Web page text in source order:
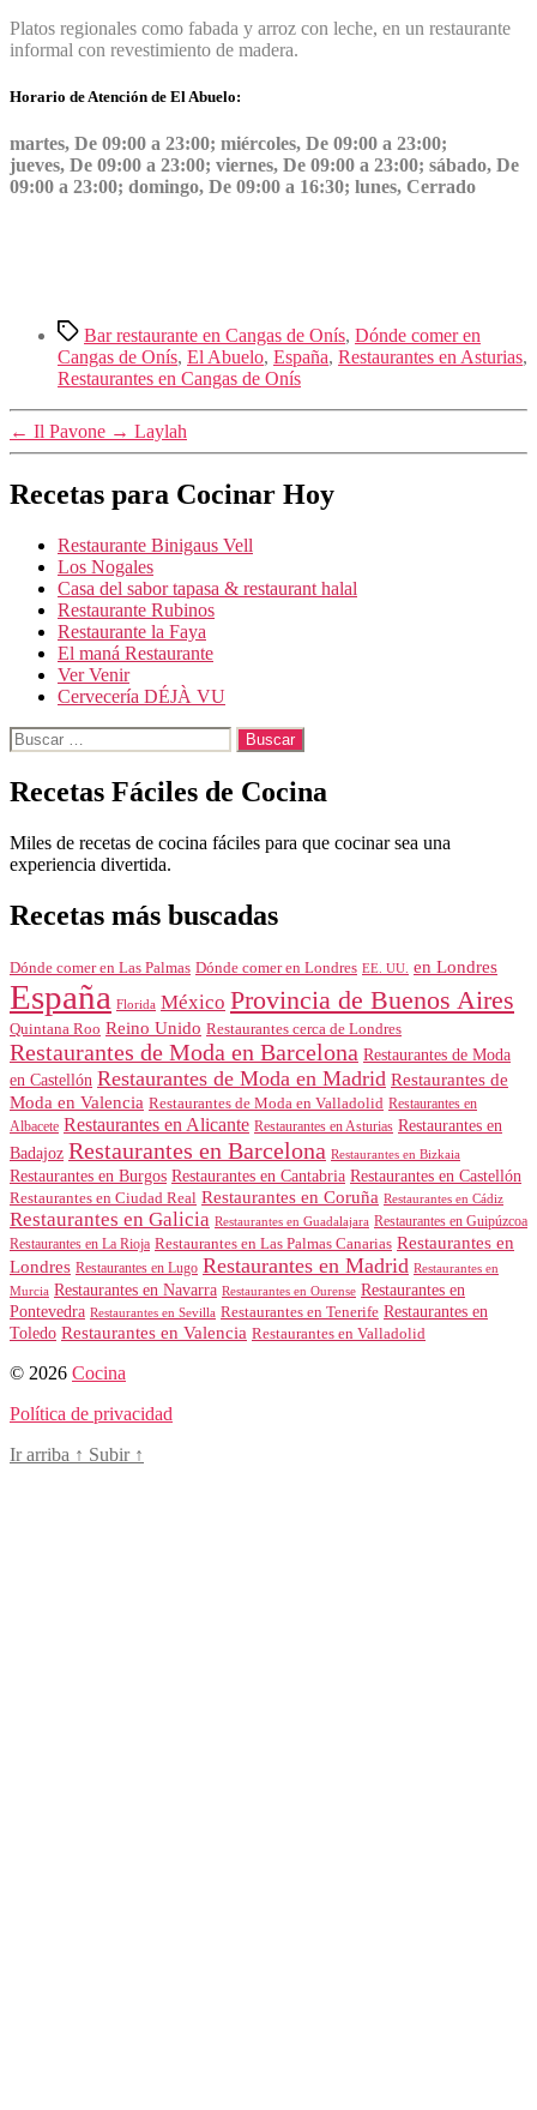
Platos regionales como fabada y arroz con leche, en un restaurante
informal con revestimiento de madera.
Horario de Atención de El Abuelo:
martes, De 09:00 a 23:00; miércoles, De 09:00 a 23:00;
jueves, De 09:00 a 23:00; viernes, De 09:00 a 23:00; sábado, De
09:00 a 23:00; domingo, De 09:00 a 16:30; lunes, Cerrado
Etiquetas
Bar restaurante en Cangas de Onís, Dónde comer en
Cangas de Onís, El Abuelo, España, Restaurantes en Asturias,
Restaurantes en Cangas de Onís
← Il Pavone → Laylah
Recetas para Cocinar Hoy
Restaurante Binigaus Vell
Los Nogales
Casa del sabor tapasa & restaurant halal
Restaurante Rubinos
Restaurante la Faya
El maná Restaurante
Ver Venir
Cervecería DÉJÀ VU
Buscar:
Recetas Fáciles de Cocina
Miles de recetas de cocina fáciles para que cocinar sea una
experiencia divertida.
Recetas más buscadas
Dónde comer en Las Palmas Dónde comer en Londres EE. UU. en Londres
España Florida México Provincia de Buenos Aires
Quintana Roo Reino Unido Restaurantes cerca de Londres
Restaurantes de Moda en Barcelona Restaurantes de Moda
en Castellón Restaurantes de Moda en Madrid Restaurantes de
Moda en Valencia Restaurantes de Moda en Valladolid Restaurantes en
Albacete Restaurantes en Alicante Restaurantes en Asturias Restaurantes en
Badajoz Restaurantes en Barcelona Restaurantes en Bizkaia
Restaurantes en Burgos Restaurantes en Cantabria Restaurantes en Castellón
Restaurantes en Ciudad Real Restaurantes en Coruña Restaurantes en Cádiz
Restaurantes en Galicia Restaurantes en Guadalajara Restaurantes en Guipúzcoa
Restaurantes en La Rioja Restaurantes en Las Palmas Canarias Restaurantes en
Londres Restaurantes en Lugo Restaurantes en Madrid Restaurantes en
Murcia Restaurantes en Navarra Restaurantes en Ourense Restaurantes en
Pontevedra Restaurantes en Sevilla Restaurantes en Tenerife Restaurantes en
Toledo Restaurantes en Valencia Restaurantes en Valladolid
© 2026 Cocina
Política de privacidad
Ir arriba ↑ Subir ↑